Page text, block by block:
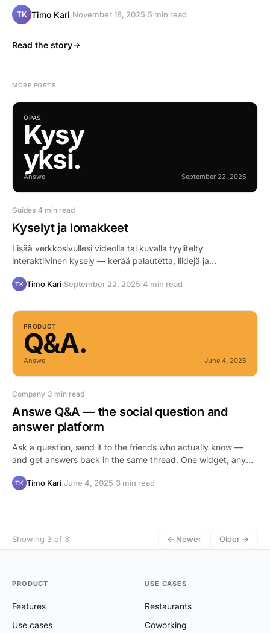
TK Timo Kari November 18, 2025 5 min read
Read the story
MORE POSTS
OPAS
Kysy
yksi.
Answe September 22, 2025
Guides 4 min read
Kyselyt ja lomakkeet
Lisää verkkosivullesi videolla tai kuvalla tyylitelty
interaktiivinen kysely — kerää palautetta, liidejä ja
TK Timo Kari September 22, 2025 4 min read
PRODUCT
Q&A.
Answe June 4, 2025
Company 3 min read
Answe Q&A — the social question and
answer platform
Ask a question, send it to the friends who actually know —
and get answers back in the same thread. One widget, any
TK Timo Kari June 4, 2025 3 min read
Showing 3 of 3 ← Newer Older →
PRODUCT
Features
Use cases
USE CASES
Restaurants
Coworking